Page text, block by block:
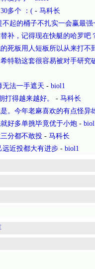
多个 ：( - 马科长
起的桶子不扎实一会赢最强
补，记得现在快艇的哈罗吧
死板用人短板所以从来打不
特勒这套很容易被对手研究
无法一手遮天 - biol1
得越来越好。 - 马科长
。今年老麻喜欢的有点怪异
好多单挑毕竟优于小炮 -
分都不敢投 - 马科长
远近投都大有进步 - biol1